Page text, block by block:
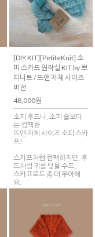
[DIY KIT][PetiteKnit] 소
피 스카프 원작실 KIT by 쁘
띠니트 / 뜨앤 자체 사이즈
버전
48,000원
소피 후드나, 소피 숄보다
는 컴팩한
뜨앤 자체 사이즈 소피 스카
프!
스카프처럼 컴팩하지만, 후
드처럼 귀를 덮을 수도..
스카프로도 좀 더 우아해
요.